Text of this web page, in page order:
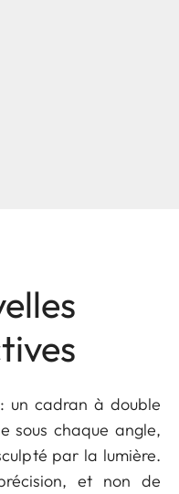
un cadran à double
sous chaque angle,
par la lumière.
et non de